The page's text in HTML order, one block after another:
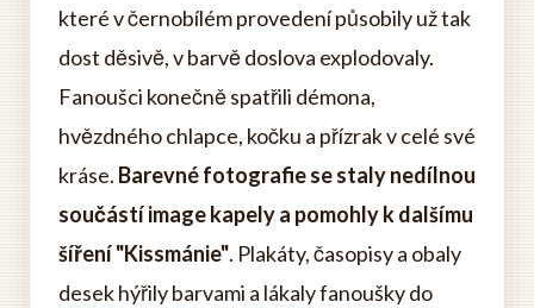
které v černobílém provedení působily už tak
dost děsivě, v barvě doslova explodovaly.
Fanoušci konečně spatřili démona,
hvězdného chlapce, kočku a přízrak v celé své
kráse. Barevné fotografie se staly nedílnou
součástí image kapely a pomohly k dalšímu
šíření "Kissmánie". Plakáty, časopisy a obaly
desek hýřily barvami a lákaly fanoušky do